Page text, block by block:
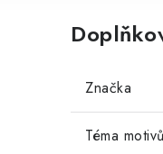
Značka
Téma motivů